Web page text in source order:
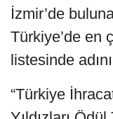
İzmir’de
Türkiye’de en
listesinde
“Türkiye